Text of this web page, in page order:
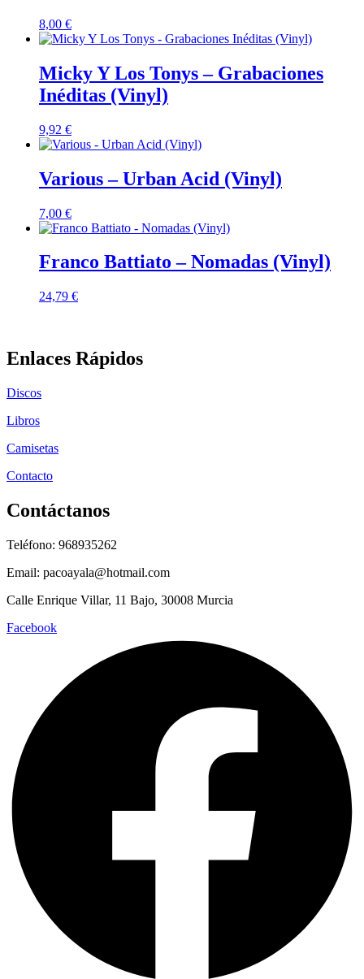
8,00 €
Micky Y Los Tonys – Grabaciones
Inéditas (Vinyl)
9,92 €
Various – Urban Acid (Vinyl)
7,00 €
Franco Battiato – Nomadas (Vinyl)
24,79 €
Enlaces Rápidos
Discos
Libros
Camisetas
Contacto
Contáctanos
Teléfono: 968935262
Email: pacoayala@hotmail.com
Calle Enrique Villar, 11 Bajo, 30008 Murcia
Facebook